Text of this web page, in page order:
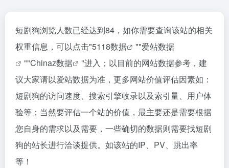
短剧狗浏览人数已经达到84，如你需要查询该站的相关
权重信息，可以点击"5118数据 ""爱站数据
""Chinaz数据
"进入；以目前的网站数据参考，建
议大家请以爱站数据为准，更多网站价值评估因素如：
短剧狗的访问速度、搜索引擎收录以及索引量、用户体
验等；当然要评估一个站的价值，最主要还是需要根据
您自身的需求以及需要，一些确切的数据则需要找短剧
狗的站长进行洽谈提供。如该站的IP、PV、跳出率
等！